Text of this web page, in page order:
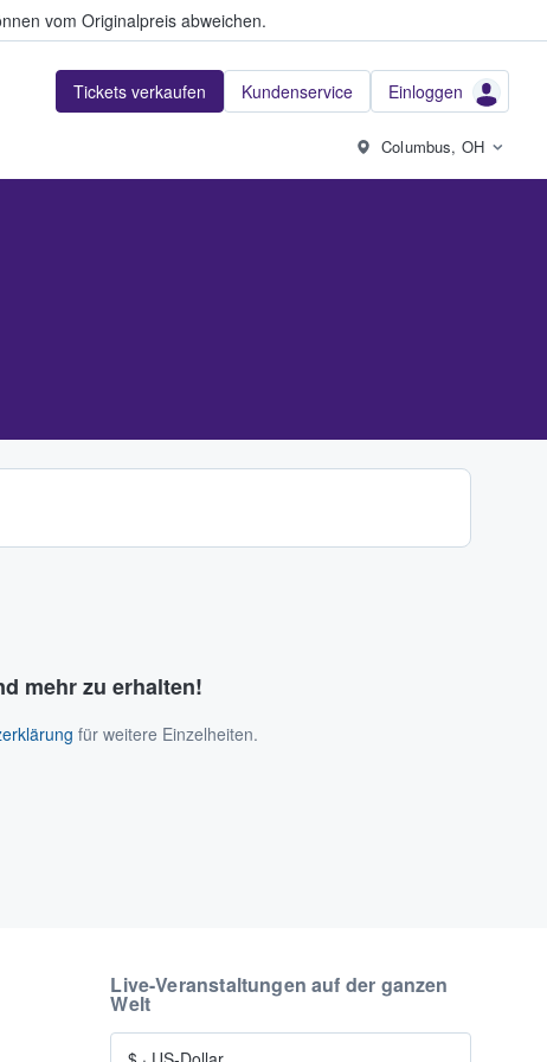
vom Originalpreis abweichen.
Tickets verkaufen Kundenservice Einloggen
Columbus, OH
mehr zu erhalten!
für weitere Einzelheiten.
Live-Veranstaltungen auf der ganzen
Welt